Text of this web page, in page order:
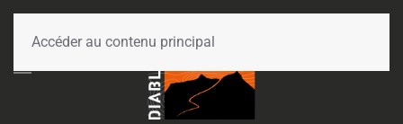
Accéder au contenu principal